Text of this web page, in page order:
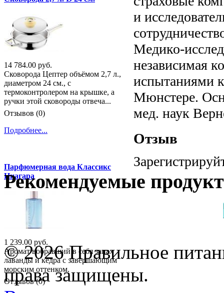
и
Медико-
независимая
испытаниями
Мюнстере.
мед. наук
Отзыв
14 784.00 руб.
Сковорода Цептер объёмом 2,7 л.,
диаметром 24 см., с
термоконтролером на крышке, а
ручки этой сковороды отвеча...
Отзывов (0)
Подробнее...
Парфюмерная вода Классикс
Ниагара
1 239.00 руб.
Аромат вобравший в себя запах
лаванды и кедра с завершающим
морским оттенком.
Отзывов (0)
Рекомендуемые
© 2026 Правильное
права защищены.